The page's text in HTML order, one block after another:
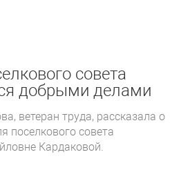
совета
добрыми делами
ветеран труда, рассказала о
поселкового совета
Кардаковой.